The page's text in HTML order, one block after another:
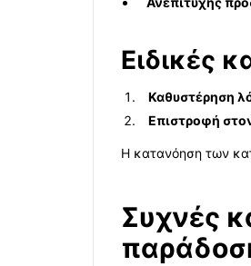
Ειδικές
Καθυστέρηση
Επιστροφή
Η κατανόηση των
Συχνές